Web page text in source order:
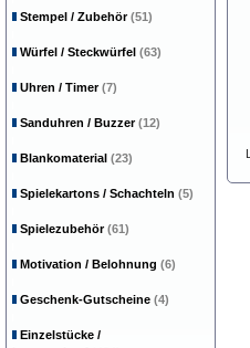
Stempel / Zubehör(51)
Würfel / Steckwürfel (63)
Uhren / Timer(7)
Sanduhren / Buzzer(12)
Blankomaterial (23)
Spielekartons / Schachteln (5)
Spielezubehör(61)
Motivation / Belohnung (6)
Geschenk-Gutscheine (4)
Einzelstücke /